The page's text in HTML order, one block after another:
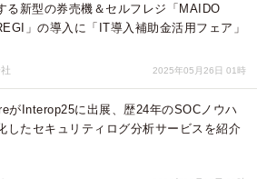
る新型の券売機＆セルフレジ「MAIDO
」の導入に「IT導入補助金活用フェア」
2025年05月26日 01時
がInterop25に出展、歴24年のSOCノウハ
したセキュリティログ分析サービスを紹介